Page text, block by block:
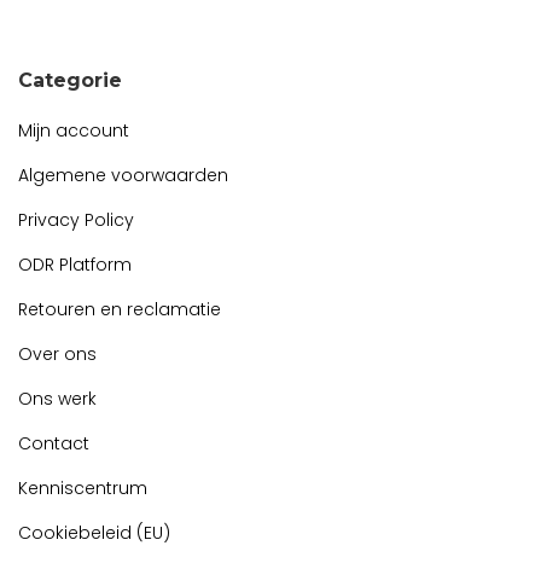
Categorie
Mijn account
Algemene voorwaarden
Privacy Policy
ODR Platform
Retouren en reclamatie
Over ons
Ons werk
Contact
Kenniscentrum
Cookiebeleid (EU)